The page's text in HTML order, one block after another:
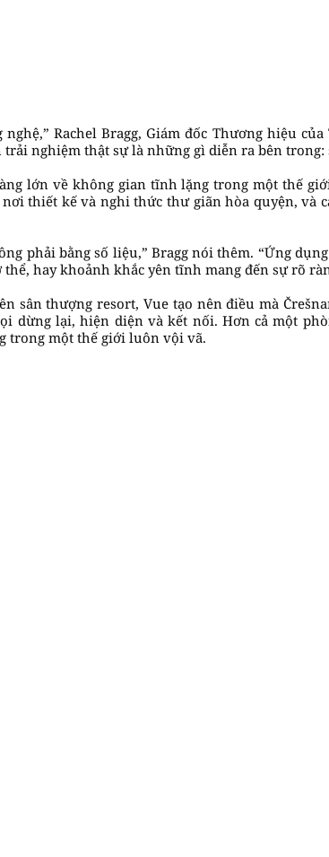
Rachel Bragg, Giám đốc Thương hiệu
nghiệm thật sự là những gì diễn ra bên
lớn về không gian tĩnh lặng trong một thế
thiết kế và nghi thức thư giãn hòa quyện, và
phải bằng số liệu,” Bragg nói thêm. “Ứng
thể, hay khoảnh khắc yên tĩnh mang đến sự rõ
sân thượng resort, Vue tạo nên điều mà
dừng lại, hiện diện và kết nối. Hơn cả một
trong một thế giới luôn vội vã.